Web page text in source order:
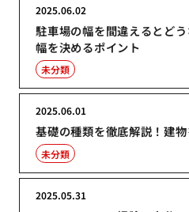
駐車場の幅を間違えるとど
幅を決めるポイント
2025.06.02
未分類
基礎の種類を徹底解説！建
2025.06.01
未分類
2025.05.31